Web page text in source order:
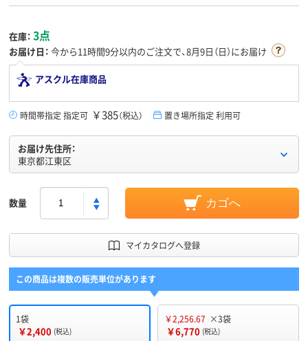
在庫： 3点
お届け日： 今から11時間9分以内のご注文で、8月9日（日）にお届け
アスクル在庫商品
時間帯指定 指定可 ￥385（税込） 置き場所指定 利用可
お届け先住所：
東京都江東区
数量 カゴへ
マイカタログへ登録
この商品は複数の販売単位があります
1袋
￥2,400 (税込)
￥2,256.67 ×3袋
￥6,770 (税込)